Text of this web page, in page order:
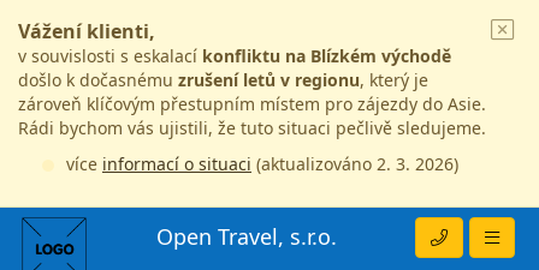
Vážení klienti,
v souvislosti s eskalací konfliktu na Blízkém východě
došlo k dočasnému zrušení letů v regionu, který je
zároveň klíčovým přestupním místem pro zájezdy do Asie.
Rádi bychom vás ujistili, že tuto situaci pečlivě sledujeme.
více informací o situaci (aktualizováno 2. 3. 2026)
Open Travel, s.r.o.